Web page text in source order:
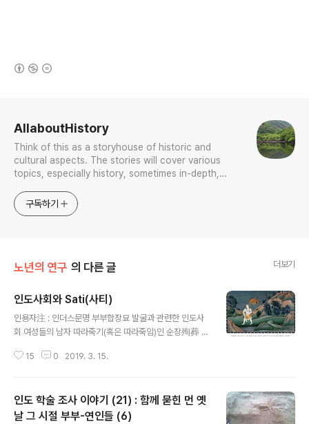
AllaboutHistory
Think of this as a storyhouse of historic and
cultural aspects. The stories will cover various
topics, especially history, sometimes in-depth,
approach will be to resist any common sense or
generalized viewpoint
구독하기
노년의 연구 의 다른 글 더보기
인도사회와 Sati(사티)
인용자注 : 인더스문명 부부합장묘 발굴과 관련한 인도사
회 여성들의 남자 따라죽기(혹은 따라죽임)인 순장殉葬 혹
교수의 연재에 대해 인도 현지에서 오랜 기간 생활하면서
미할 대목이 많아 전재한다. ==================
========= Sati가 보편화한 것은 라마야나와 관련이
15 0 2019. 3. 15.
인도 학술 조사 이야기 (21) : 함께 묻힌 먼 옛
날 그 시절 부부-연인들 (6)